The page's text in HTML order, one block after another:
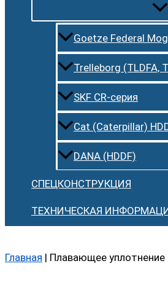
Goetze Federal
Trelleborg (TLDFA,
SKF CR-серия
Cat (Caterpillar)
DANA (HDDF)
СПЕЦКОНСТРУКЦИЯ
ТЕХНИЧЕСКАЯ
Главная | Плавающее